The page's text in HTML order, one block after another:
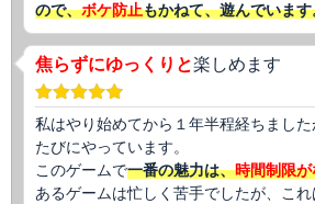
ので、ボケ防止もかねて、遊んでいます
焦らずにゆっくりと楽しめます
私はやり始めてから１年半程経ちまし
たびにやっています。
このゲームで一番の魅力は、時間制限が
あるゲームは忙しく苦手でしたが、これ